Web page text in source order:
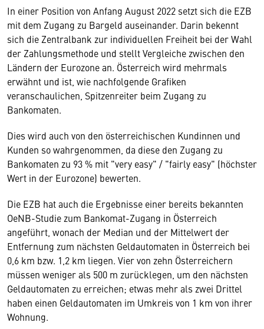
In einer Position von Anfang August 2022 setzt sich die EZB
mit dem Zugang zu Bargeld auseinander. Darin bekennt
sich die Zentralbank zur individuellen Freiheit bei der Wahl
der Zahlungsmethode und stellt Vergleiche zwischen den
Ländern der Eurozone an. Österreich wird mehrmals
erwähnt und ist, wie nachfolgende Grafiken
veranschaulichen, Spitzenreiter beim Zugang zu
Bankomaten.
Dies wird auch von den österreichischen Kundinnen und
Kunden so wahrgenommen, da diese den Zugang zu
Bankomaten zu 93 % mit "very easy" / "fairly easy" (höchster
Wert in der Eurozone) bewerten.
Die EZB hat auch die Ergebnisse einer bereits bekannten
OeNB-Studie zum Bankomat-Zugang in Österreich
angeführt, wonach der Median und der Mittelwert der
Entfernung zum nächsten Geldautomaten in Österreich bei
0,6 km bzw. 1,2 km liegen. Vier von zehn Österreichern
müssen weniger als 500 m zurücklegen, um den nächsten
Geldautomaten zu erreichen; etwas mehr als zwei Drittel
haben einen Geldautomaten im Umkreis von 1 km von ihrer
Wohnung.